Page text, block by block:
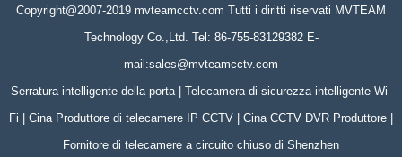
Copyright@2007-2019 mvteamcctv.com Tutti i diritti riservati MVTEAM
Technology Co.,Ltd. Tel: 86-755-83129382 E-
mail:sales@mvteamcctv.com
Serratura intelligente della porta | Telecamera di sicurezza intelligente Wi-
Fi | Cina Produttore di telecamere IP CCTV | Cina CCTV DVR Produttore |
Fornitore di telecamere a circuito chiuso di Shenzhen